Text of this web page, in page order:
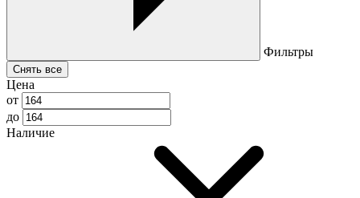
Фильтры
Снять все
Цена
от
до
Наличие